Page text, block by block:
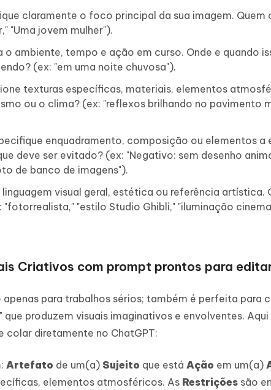
claramente o foco principal da sua imagem. Quem
"Uma jovem mulher").
o ambiente, tempo e ação em curso. Onde e quando
(ex: "em uma noite chuvosa").
texturas específicas, materiais, elementos
ou o clima? (ex: "reflexos brilhando no pavimento
enquadramento, composição ou elementos a
deve ser evitado? (ex: "Negativo: sem desenho
de banco de imagens").
linguagem visual geral, estética ou referência artística.
"fotorrealista," "estilo Studio Ghibli," "iluminação
Criativos com prompt prontos para
apenas para trabalhos sérios; também é perfeita para
que produzem visuais imaginativos e envolventes.
colar diretamente no ChatGPT:
Artefato de um(a) Sujeito que está Ação em um(a)
elementos atmosféricos. As Restrições são